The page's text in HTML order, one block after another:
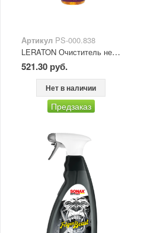
Артикул PS-000.838
LERATON Очиститель нейтральный дисков и кузова M2 STRONG 473 мл 1/15
521.30 руб.
Нет в наличии
Предзаказ